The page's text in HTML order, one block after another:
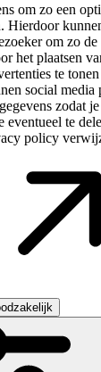
om zo een
Hierdoor
om zo
het plaatsen
te
social media
zodat
eventueel te
policy